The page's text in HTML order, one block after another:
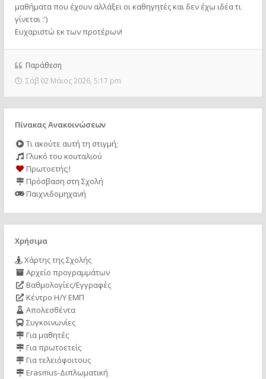
μαθήματα που έχουν αλλάξει οι καθηγητές και δεν έχω ιδέα τι
γίνεται :')
Ευχαριστώ εκ των προτέρων!
Παράθεση
Σάβ 02 Μάιος 2026, 5:17 pm
Πίνακας Ανακοινώσεων
Τι ακούτε αυτή τη στιγμή;
Γλυκό του κουταλιού
Πρωτοετής;!
Πρόσβαση στη Σχολή
Παιχνιδομηχανή
Χρήσιμα
Χάρτης της Σχολής
Αρχείο προγραμμάτων
Βαθμολογίες/Εγγραφές
Κέντρο Η/Υ ΕΜΠ
Απολεσθέντα
Συγκοινωνίες
Για μαθητές
Για πρωτοετείς
Για τελειόφοιτους
Erasmus-Διπλωματική